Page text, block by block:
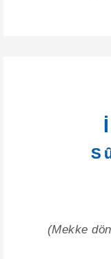
(Mekke